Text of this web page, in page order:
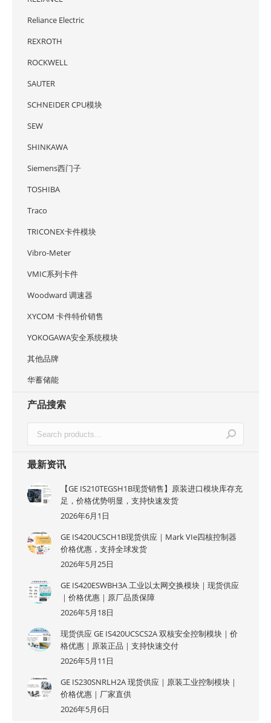
Reliance Electric
REXROTH
ROCKWELL
SAUTER
SCHNEIDER CPU模块
SEW
SHINKAWA
Siemens西门子
TOSHIBA
Traco
TRICONEX卡件模块
Vibro-Meter
VMIC系列卡件
Woodward 调速器
XYCOM 卡件特价销售
YOKOGAWA安全系统模块
其他品牌
华蓄储能
产品搜索
最新资讯
【GE IS210TEGSH1B现货销售】原装进口模块库存充
足，价格优势明显，支持快速发货
2026年6月1日
GE IS420UCSCH1B现货供应｜Mark VIe四核控制器
价格优惠，支持全球发货
2026年5月25日
GE IS420ESWBH3A 工业以太网交换模块｜现货供应
｜价格优惠｜原厂品质保障
2026年5月18日
现货供应 GE IS420UCSCS2A 双核安全控制模块｜价
格优惠｜原装正品｜支持快速交付
2026年5月11日
GE IS230SNRLH2A 现货供应｜原装工业控制模块｜
价格优惠｜厂家直供
2026年5月6日